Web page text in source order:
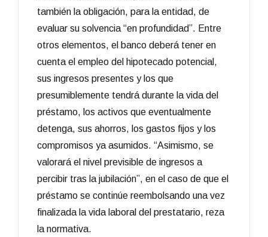
también la obligación, para la entidad, de
evaluar su solvencia “en profundidad”. Entre
otros elementos, el banco deberá tener en
cuenta el empleo del hipotecado potencial,
sus ingresos presentes y los que
presumiblemente tendrá durante la vida del
préstamo, los activos que eventualmente
detenga, sus ahorros, los gastos fijos y los
compromisos ya asumidos. “Asimismo, se
valorará el nivel previsible de ingresos a
percibir tras la jubilación”, en el caso de que el
préstamo se continúe reembolsando una vez
finalizada la vida laboral del prestatario, reza
la normativa.